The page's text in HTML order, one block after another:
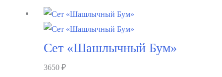
Сет «Шашлычный Бум»
3650 ₽